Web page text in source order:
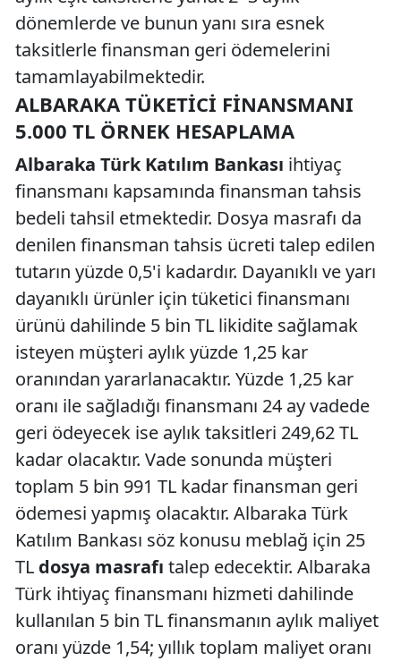
dönemlerde ve bunun yanı sıra esnek
taksitlerle finansman geri ödemelerini
tamamlayabilmektedir.
ALBARAKA TÜKETICI FINANSMANI
5.000 TL ÖRNEK HESAPLAMA
Albaraka Türk Katılım Bankası ihtiyaç
finansmanı kapsamında finansman tahsis
bedeli tahsil etmektedir. Dosya masrafı da
denilen finansman tahsis ücreti talep edilen
tutarın yüzde 0,5'i kadardır. Dayanıklı ve yarı
dayanıklı ürünler için tüketici finansmanı
ürünü dahilinde 5 bin TL likidite sağlamak
isteyen müşteri aylık yüzde 1,25 kar
oranından yararlanacaktır. Yüzde 1,25 kar
oranı ile sağladığı finansmanı 24 ay vadede
geri ödeyecek ise aylık taksitleri 249,62 TL
kadar olacaktır. Vade sonunda müşteri
toplam 5 bin 991 TL kadar finansman geri
ödemesi yapmış olacaktır. Albaraka Türk
Katılım Bankası söz konusu meblağ için 25
TL dosya masrafı talep edecektir. Albaraka
Türk ihtiyaç finansmanı hizmeti dahilinde
kullanılan 5 bin TL finansmanın aylık maliyet
oranı yüzde 1,54; yıllık toplam maliyet oranı